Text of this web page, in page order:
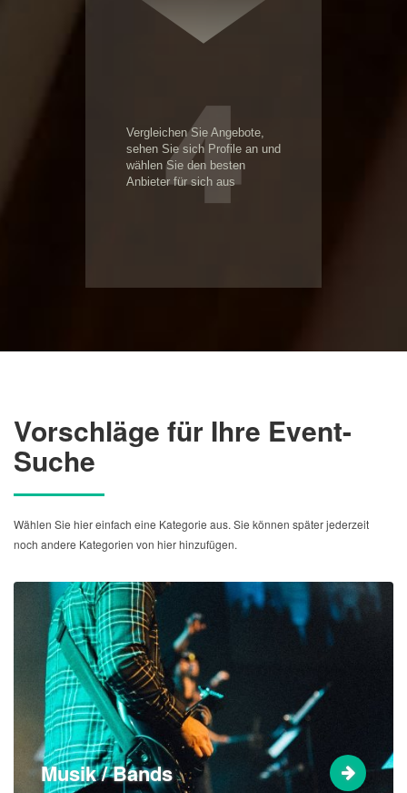
4
Vergleichen Sie Angebote,
sehen Sie sich Profile an und
wählen Sie den besten
Anbieter für sich aus
Vorschläge für Ihre Event-
Suche
Wählen Sie hier einfach eine Kategorie aus. Sie können später jederzeit
noch andere Kategorien von hier hinzufügen.
Musik / Bands